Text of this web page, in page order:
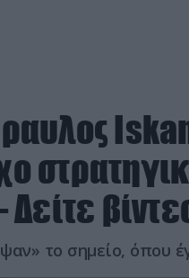
το σημείο, όπου